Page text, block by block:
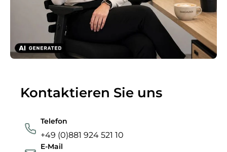
Kontaktieren Sie uns
Telefon
+49 (0)881 924 521 10
E-Mail